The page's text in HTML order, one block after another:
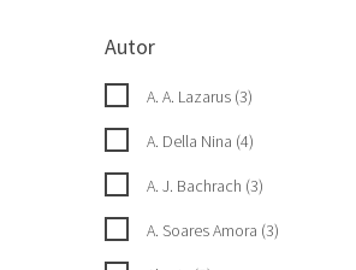
Autor
A. A. Lazarus (3)
A. Della Nina (4)
A. J. Bachrach (3)
A. Soares Amora (3)